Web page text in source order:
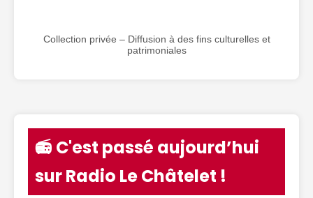
Collection privée – Diffusion à des fins culturelles et
patrimoniales
📻 C'est passé aujourd’hui
sur Radio Le Châtelet !